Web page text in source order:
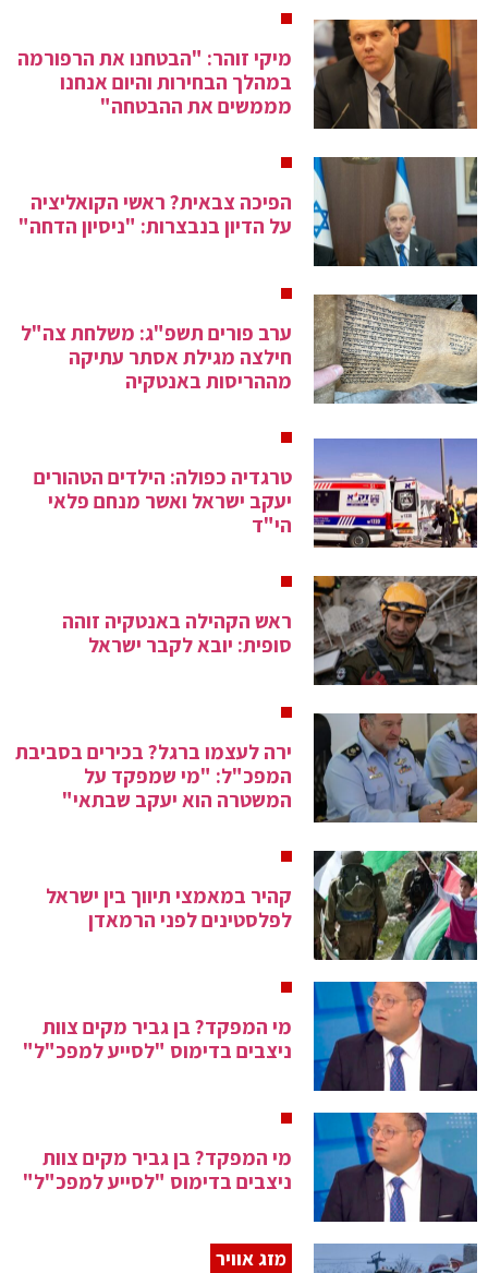
מיקי זוהר: "הבטחנו את הרפורמה
במהלך הבחירות והיום אנחנו
מממשים את ההבטחה"
הפיכה צבאית? ראשי הקואליציה
על הדיון בנבצרות: "ניסיון הדחה"
ערב פורים תשפ"ג: משלחת צה"ל
חילצה מגילת אסתר עתיקה
מההריסות באנטקיה
טרגדיה כפולה: הילדים הטהורים
יעקב ישראל ואשר מנחם פלאי
הי"ד
ראש הקהילה באנטקיה זוהה
סופית: יובא לקבר ישראל
ירה לעצמו ברגל? בכירים בסביבת
המפכ"ל: "מי שמפקד על
המשטרה הוא יעקב שבתאי"
קהיר במאמצי תיווך בין ישראל
לפלסטינים לפני הרמאדן
מי המפקד? בן גביר מקים צוות
ניצבים בדימוס "לסייע למפכ"ל"
מי המפקד? בן גביר מקים צוות
ניצבים בדימוס "לסייע למפכ"ל"
מזג אוויר